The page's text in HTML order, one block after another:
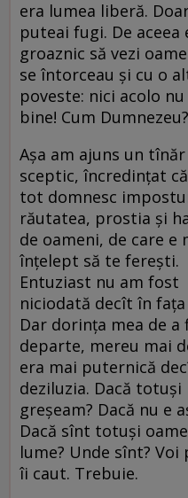
era lumea liberă.
puteai fugi. De aceea
groaznic să vezi
se întorceau și cu o
poveste: nici acolo nu
bine! Cum
Așa am ajuns un tînăr
sceptic, încredințat
tot domnesc
răutatea, prostia și
de oameni, de care e
înțelept să te ferești.
Entuziast nu am fost
niciodată decît în
Dar dorința mea de a
departe, mereu mai
era mai puternică
deziluzia. Dacă totuși
greșeam? Dacă nu e
Dacă sînt totuși
lume? Unde sînt? Voi
îi caut. Trebuie.